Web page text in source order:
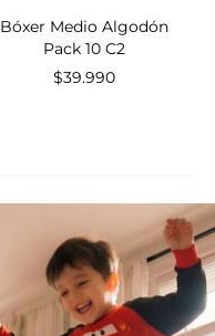
Bóxer Medio Algodón
Pack 10 C2
$39.990